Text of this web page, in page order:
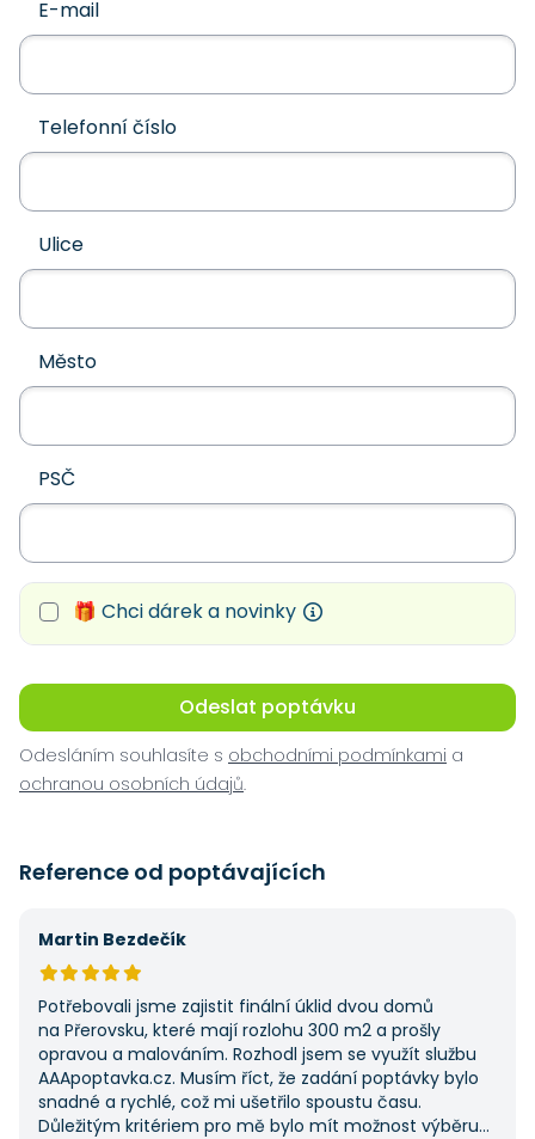
E-mail
Telefonní číslo
Ulice
Město
PSČ
🎁 Chci dárek a novinky
Odeslat poptávku
Odesláním souhlasíte s obchodními podmínkami a
ochranou osobních údajů.
Reference od poptávajících
Martin Bezdečík
Potřebovali jsme zajistit finální úklid dvou domů
na Přerovsku, které mají rozlohu 300 m2 a prošly
opravou a malováním. Rozhodl jsem se využít službu
AAApoptavka.cz. Musím říct, že zadání poptávky bylo
snadné a rychlé, což mi ušetřilo spoustu času.
Důležitým kritériem pro mě bylo mít možnost výběru